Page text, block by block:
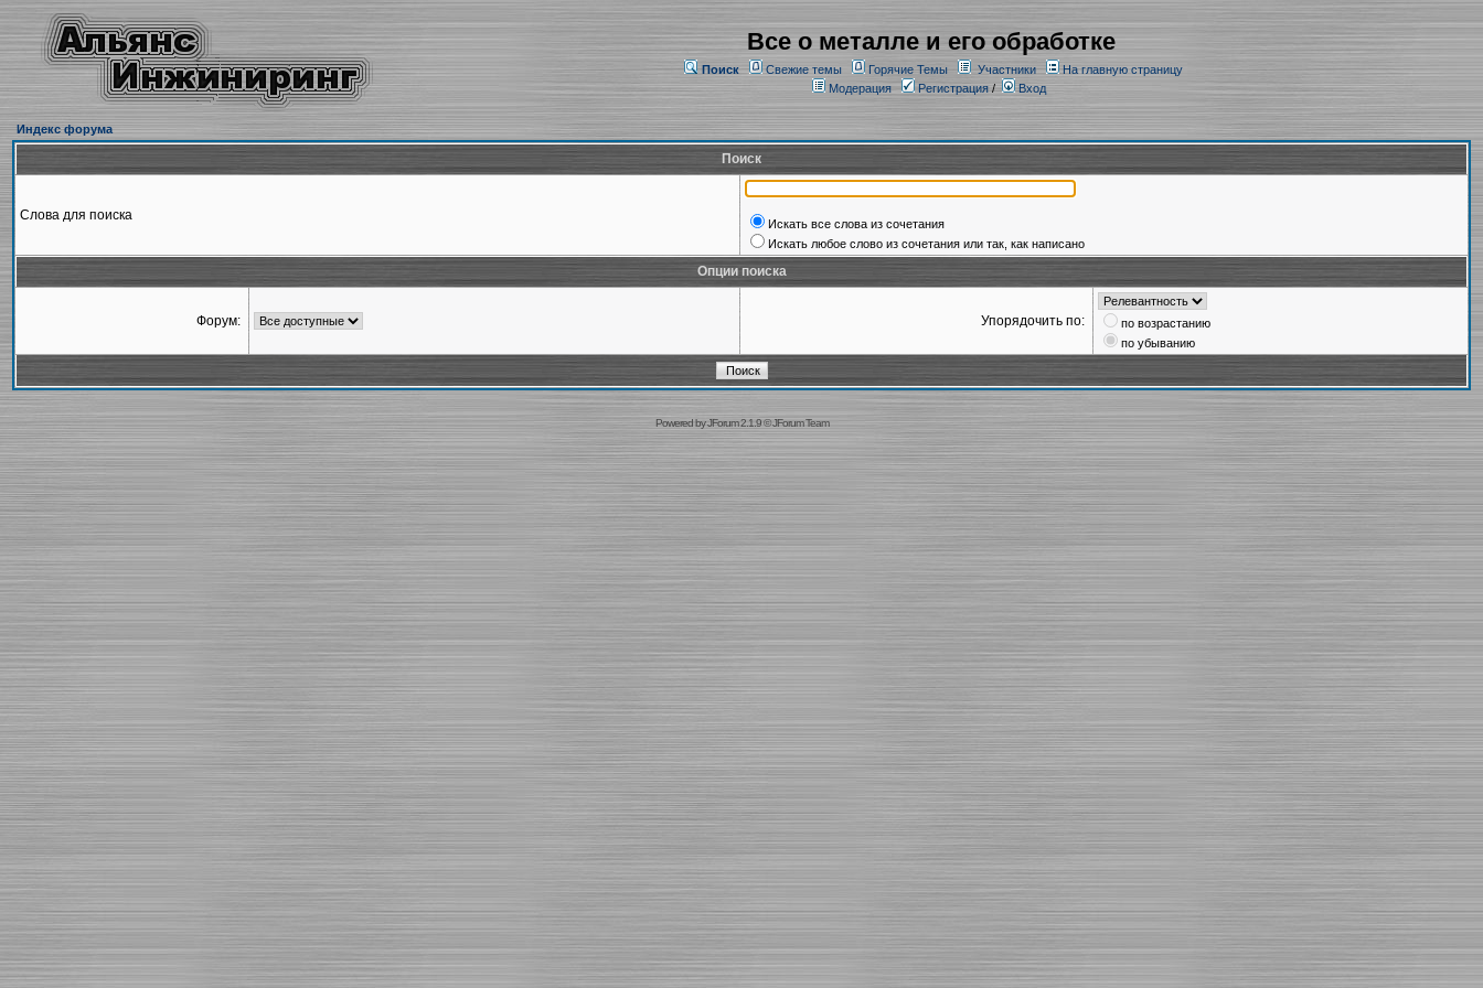
Все о металле и его обработке
Поиск Свежие темы Горячие Темы Участники
На главную страницу
Модерация
Регистрация/ Вход
Индекс форума
Поиск
Слова для поиска
Искать все слова из сочетания
Искать любое слово из сочетания или так, как написано
Опции поиска
Форум: Упорядочить по:
по возрастанию
по убыванию
Powered byJForum 2.1.9©JForum Team